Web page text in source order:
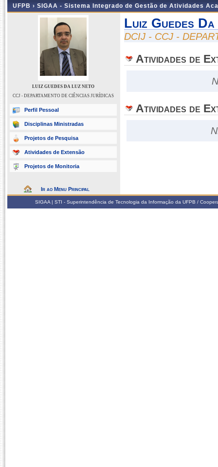
UFPB › SIGAA - Sistema Integrado de Gestão de Atividades
LUIZ GUEDES DA LUZ NETO
CCJ - DEPARTAMENTO DE CIÊNCIAS JURÍDICAS
Perfil Pessoal
Disciplinas Ministradas
Projetos de Pesquisa
Atividades de Extensão
Projetos de Monitoria
Ir ao Menu Principal
Luiz Guedes
DCIJ - CCJ -
Atividades de
Atividades de
SIGAA | STI - Superintendência de Tecnologia da Informação da UFPB /